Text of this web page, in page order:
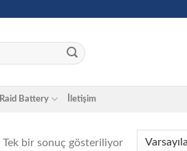
Raid Battery İletişim
Tek bir sonuç gösteriliyor